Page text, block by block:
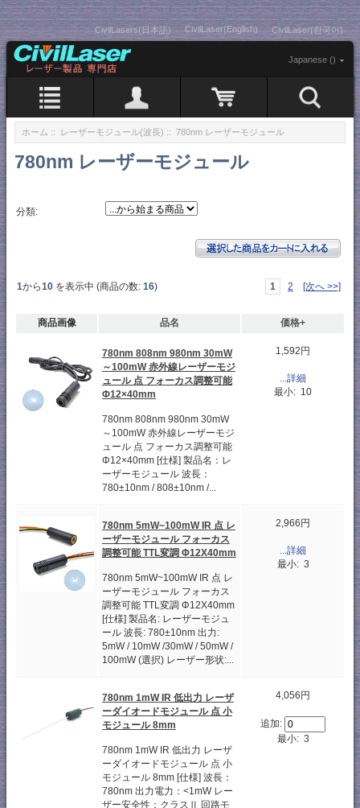
CivilLasers(日本語) CivilLaser(English) CivilLaser(한국어)
Japanese ()
ホーム :: レーザーモジュール(波長) :: 780nm レーザーモジュール
780nm レーザーモジュール
分類:
1から10 を表示中 (商品の数: 16) 1 2 [次へ >>]
商品画像 品名 価格+
780nm 808nm 980nm 30mW
～100mW 赤外線レーザーモジ
ュール 点 フォーカス調整可能
Φ12×40mm
780nm 808nm 980nm 30mW
～100mW 赤外線レーザーモジ
ュール 点 フォーカス調整可能
Φ12×40mm [仕様] 製品名：レ
ーザーモジュール 波長：
780±10nm / 808±10nm /...
1,592円
...詳細
最小: 10
780nm 5mW~100mW IR 点 レ
ーザーモジュール フォーカス
調整可能 TTL変調 Φ12X40mm
780nm 5mW~100mW IR 点 レ
ーザーモジュール フォーカス
調整可能 TTL変調 Φ12X40mm
[仕様] 製品名: レーザーモジュ
ール 波長: 780±10nm 出力:
5mW / 10mW /30mW / 50mW /
100mW (選択) レーザー形状:...
2,966円
...詳細
最小: 3
780nm 1mW IR 低出力 レーザ
ーダイオードモジュール 点 小
モジュール 8mm
780nm 1mW IR 低出力 レーザ
ーダイオードモジュール 点 小
モジュール 8mm [仕様] 波長：
780nm 出力電力：<1mW レー
ザー安全性：クラスⅡ 回路モ
4,056円
追加:
最小: 3